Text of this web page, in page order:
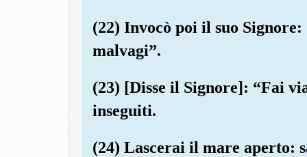
(22) Invocò poi il suo
malvagi”.
(23) [Disse il Signore]: “Fai
inseguiti.
(24) Lascerai il mare aperto: